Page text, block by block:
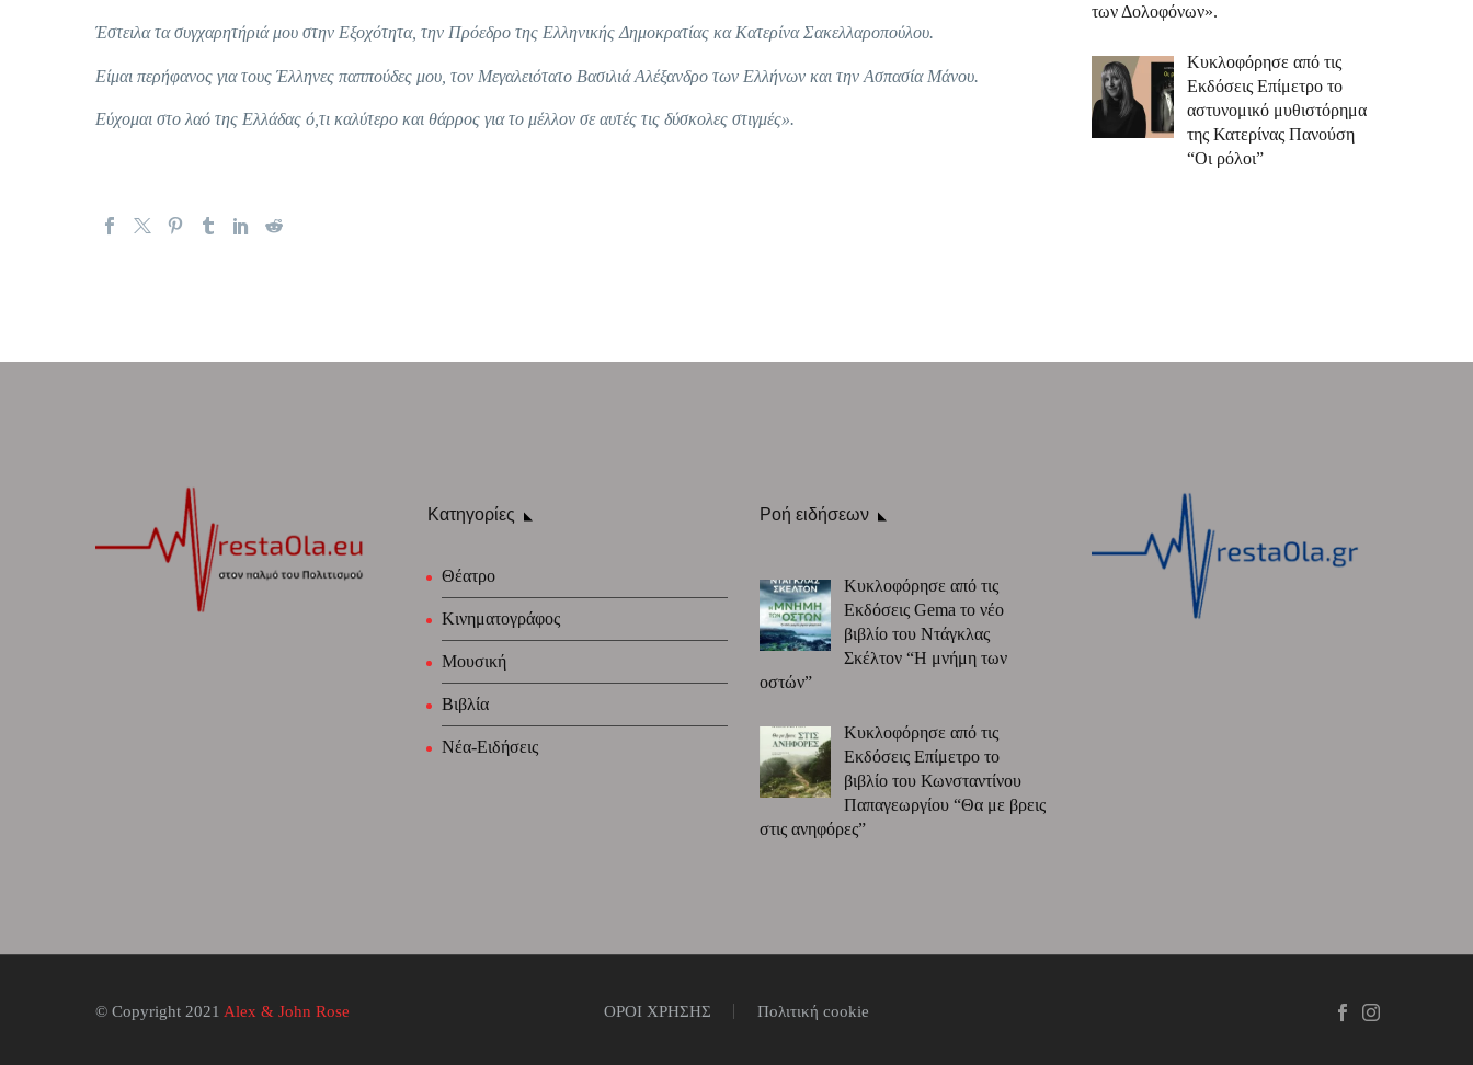
Έστειλα τα συγχαρητήριά μου στην Εξοχότητα, την Πρόεδρο της Ελληνικής Δημοκρατίας κα Κατερίνα Σακελλαροπούλου.
Είμαι περήφανος για τους Έλληνες παππούδες μου, τον Μεγαλειότατο Βασιλιά Αλέξανδρο των Ελλήνων και την Ασπασία Μάνου.
Εύχομαι στο λαό της Ελλάδας ό,τι καλύτερο και θάρρος για το μέλλον σε αυτές τις δύσκολες στιγμές».
των Δολοφόνων».
Κυκλοφόρησε από τις
Εκδόσεις Επίμετρο το
αστυνομικό μυθιστόρημα
της Κατερίνας Πανούση
“Οι ρόλοι”
Κατηγορίες
Θέατρο
Κινηματογράφος
Μουσική
Βιβλία
Νέα-Ειδήσεις
Ροή ειδήσεων
Κυκλοφόρησε από τις
Εκδόσεις Gema το νέο
βιβλίο του Ντάγκλας
Σκέλτον “Η μνήμη των
οστών”
Κυκλοφόρησε από τις
Εκδόσεις Επίμετρο το
βιβλίο του Κωνσταντίνου
Παπαγεωργίου “Θα με βρεις
στις ανηφόρες”
ΟΡΟΙ ΧΡΗΣΗΣ Πολιτική cookie
© Copyright 2021 Alex & John Rose